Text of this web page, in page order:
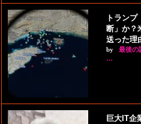
トラン
断」か？
送った理
by
最後の
…
巨大IT企